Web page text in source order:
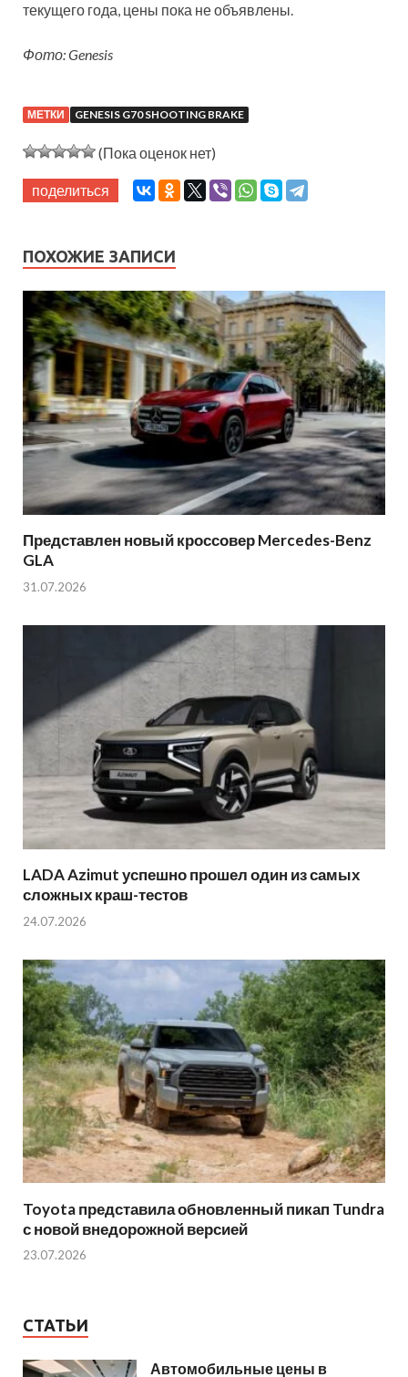
текущего года, цены пока не объявлены.
Фото: Genesis
МЕТКИ GENESIS G70 SHOOTING BRAKE
(Пока оценок нет)
поделиться
ПОХОЖИЕ ЗАПИСИ
Представлен новый кроссовер Mercedes-Benz
GLA
31.07.2026
LADA Azimut успешно прошел один из самых
сложных краш-тестов
24.07.2026
Toyota представила обновленный пикап Tundra
с новой внедорожной версией
23.07.2026
СТАТЬИ
Автомобильные цены в